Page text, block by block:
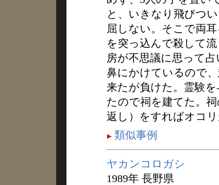
と、いきなり飛びつ
屈しない。そこで両
を突っ込んで殺して
房が不思議に思って
鼻にかけているので
来たが負けた。霊験
たので祠を建てた。
返し）をすればオコ
類似事例
ヤカンコロガシ
1989年 長野県